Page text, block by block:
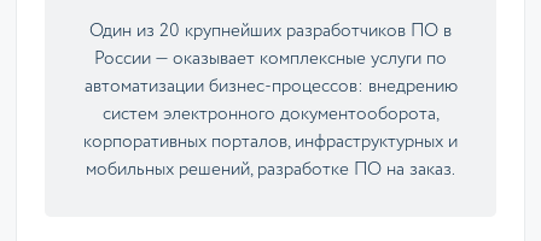
Один из 20 крупнейших разработчиков ПО в
России — оказывает комплексные услуги по
автоматизации бизнес-процессов: внедрению
систем электронного документооборота,
корпоративных порталов, инфраструктурных и
мобильных решений, разработке ПО на заказ.